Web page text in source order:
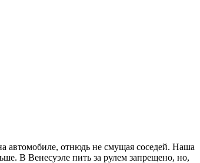
автомобиле, отнюдь не смущая соседей. Наша
В Венесуэле пить за рулем запрещено, но,